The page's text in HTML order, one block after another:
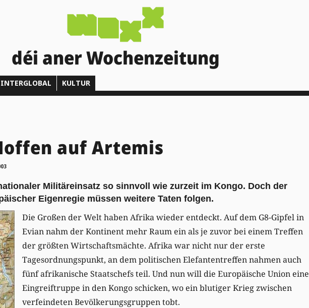
déi aner Wochenzeitung
INTERGLOBAL KULTUR
auf Artemis
Militäreinsatz so sinnvoll wie zurzeit im Kongo. Doch der
Eigenregie müssen weitere Taten folgen.
Die Großen der Welt haben Afrika wieder entdeckt. Auf dem G8-Gipfel in
Evian nahm der Kontinent mehr Raum ein als je zuvor bei einem Treffen
der größten Wirtschaftsmächte. Afrika war nicht nur der erste
Tagesordnungspunkt, an dem politischen Elefantentreffen nahmen auch
fünf afrikanische Staatschefs teil. Und nun will die Europäische Union eine
Eingreiftruppe in den Kongo schicken, wo ein blutiger Krieg zwischen
verfeindeten Bevölkerungsgruppen tobt.